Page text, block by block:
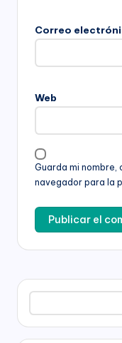
Correo
Web
Guarda mi
navegador para la
Buscar